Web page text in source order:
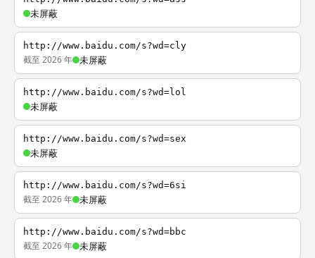
未屏蔽
http://www.baidu.com/s?wd=cly
截至 2026 年 未屏蔽
http://www.baidu.com/s?wd=lol
未屏蔽
http://www.baidu.com/s?wd=sex
未屏蔽
http://www.baidu.com/s?wd=6si
截至 2026 年 未屏蔽
http://www.baidu.com/s?wd=bbc
截至 2026 年 未屏蔽